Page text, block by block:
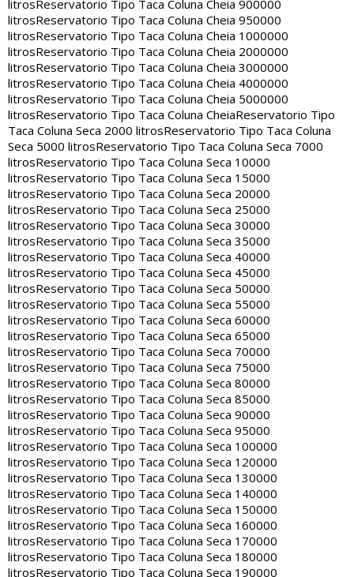
litrosReservatorio Tipo Taca Coluna Cheia 900000
litrosReservatorio Tipo Taca Coluna Cheia 950000
litrosReservatorio Tipo Taca Coluna Cheia 1000000
litrosReservatorio Tipo Taca Coluna Cheia 2000000
litrosReservatorio Tipo Taca Coluna Cheia 3000000
litrosReservatorio Tipo Taca Coluna Cheia 4000000
litrosReservatorio Tipo Taca Coluna Cheia 5000000
litrosReservatorio Tipo Taca Coluna CheiaReservatorio Tipo
Taca Coluna Seca 2000 litrosReservatorio Tipo Taca Coluna
Seca 5000 litrosReservatorio Tipo Taca Coluna Seca 7000
litrosReservatorio Tipo Taca Coluna Seca 10000
litrosReservatorio Tipo Taca Coluna Seca 15000
litrosReservatorio Tipo Taca Coluna Seca 20000
litrosReservatorio Tipo Taca Coluna Seca 25000
litrosReservatorio Tipo Taca Coluna Seca 30000
litrosReservatorio Tipo Taca Coluna Seca 35000
litrosReservatorio Tipo Taca Coluna Seca 40000
litrosReservatorio Tipo Taca Coluna Seca 45000
litrosReservatorio Tipo Taca Coluna Seca 50000
litrosReservatorio Tipo Taca Coluna Seca 55000
litrosReservatorio Tipo Taca Coluna Seca 60000
litrosReservatorio Tipo Taca Coluna Seca 65000
litrosReservatorio Tipo Taca Coluna Seca 70000
litrosReservatorio Tipo Taca Coluna Seca 75000
litrosReservatorio Tipo Taca Coluna Seca 80000
litrosReservatorio Tipo Taca Coluna Seca 85000
litrosReservatorio Tipo Taca Coluna Seca 90000
litrosReservatorio Tipo Taca Coluna Seca 95000
litrosReservatorio Tipo Taca Coluna Seca 100000
litrosReservatorio Tipo Taca Coluna Seca 120000
litrosReservatorio Tipo Taca Coluna Seca 130000
litrosReservatorio Tipo Taca Coluna Seca 140000
litrosReservatorio Tipo Taca Coluna Seca 150000
litrosReservatorio Tipo Taca Coluna Seca 160000
litrosReservatorio Tipo Taca Coluna Seca 170000
litrosReservatorio Tipo Taca Coluna Seca 180000
litrosReservatorio Tipo Taca Coluna Seca 190000